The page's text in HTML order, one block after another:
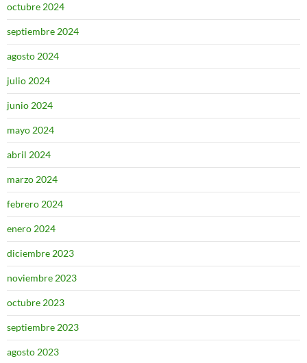
octubre 2024
septiembre 2024
agosto 2024
julio 2024
junio 2024
mayo 2024
abril 2024
marzo 2024
febrero 2024
enero 2024
diciembre 2023
noviembre 2023
octubre 2023
septiembre 2023
agosto 2023